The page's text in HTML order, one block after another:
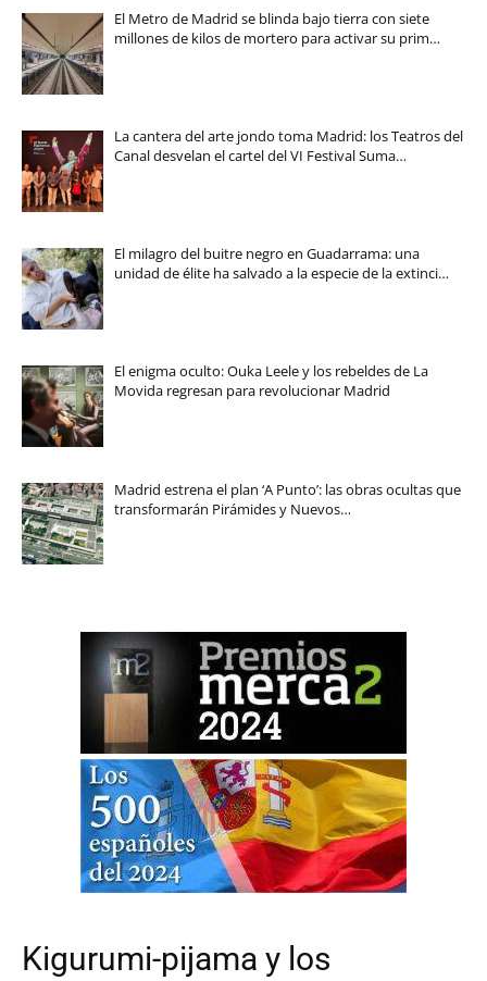
El Metro de Madrid se blinda bajo tierra con siete
millones de kilos de mortero para activar su prim…
La cantera del arte jondo toma Madrid: los Teatros del
Canal desvelan el cartel del VI Festival Suma…
El milagro del buitre negro en Guadarrama: una
unidad de élite ha salvado a la especie de la extinci…
El enigma oculto: Ouka Leele y los rebeldes de La
Movida regresan para revolucionar Madrid
Madrid estrena el plan ‘A Punto’: las obras ocultas que
transformarán Pirámides y Nuevos…
Kigurumi-pijama y los